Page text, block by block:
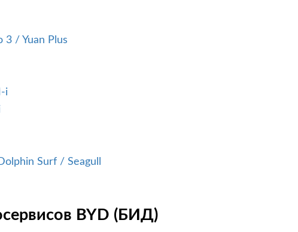
3 / Yuan Plus
i
Surf / Seagull
BYD (БИД)